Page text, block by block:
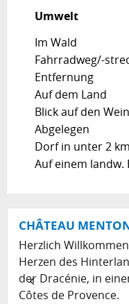
Umwelt
Umwelt
Im Wald
Fahrradweg/-
Entfernung
Auf dem Land
Blick auf den
Abgelegen
Dorf in unter 2 km
Auf einem landw.
CHÂTEAU
Herzlich
Herzen des
der Dracénie, in
Côtes de Provence.